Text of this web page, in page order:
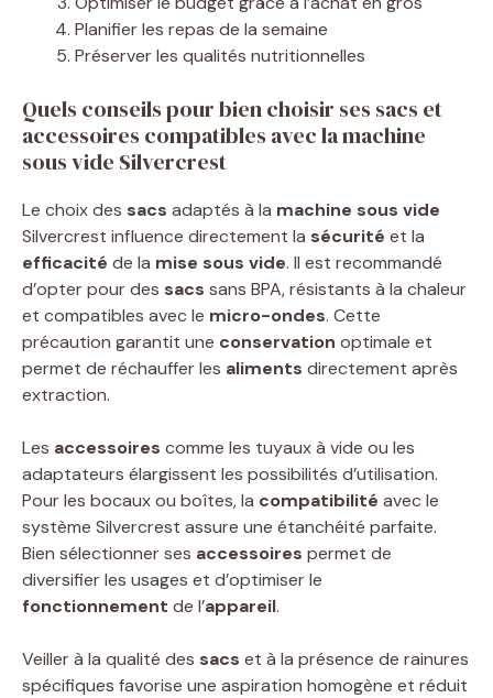
Planifier les repas de la semaine
Préserver les qualités nutritionnelles
Quels conseils pour bien choisir ses sacs et
accessoires compatibles avec la machine
sous vide Silvercrest
Le choix des sacs adaptés à la machine sous vide
Silvercrest influence directement la sécurité et la
efficacité de la mise sous vide. Il est recommandé
d’opter pour des sacs sans BPA, résistants à la chaleur
et compatibles avec le micro-ondes. Cette
précaution garantit une conservation optimale et
permet de réchauffer les aliments directement après
extraction.
Les accessoires comme les tuyaux à vide ou les
adaptateurs élargissent les possibilités d’utilisation.
Pour les bocaux ou boîtes, la compatibilité avec le
système Silvercrest assure une étanchéité parfaite.
Bien sélectionner ses accessoires permet de
diversifier les usages et d’optimiser le
fonctionnement de l’appareil.
Veiller à la qualité des sacs et à la présence de rainures
spécifiques favorise une aspiration homogène et réduit